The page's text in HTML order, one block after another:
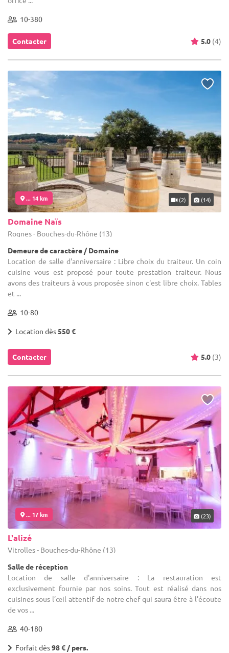
10-380
Contacter 5.0 (4)
... 14 km (2) (14)
Domaine Naïs
Rognes - Bouches-du-Rhône (13)
Demeure de caractère / Domaine
Location de salle d'anniversaire : Libre choix du traiteur. Un coin
cuisine vous est proposé pour toute prestation traiteur. Nous
avons des traiteurs à vous proposée sinon c'est libre choix. Tables
et ...
10-80
Location dès550 €
Contacter 5.0 (3)
... 17 km (23)
L'alizé
Vitrolles - Bouches-du-Rhône (13)
Salle de réception
Location de salle d'anniversaire : La restauration est
exclusivement fournie par nos soins. Tout est réalisé dans nos
cuisines sous l’œil attentif de notre chef qui saura être à l’écoute
de vos ...
40-180
Forfait dès98 € / pers.